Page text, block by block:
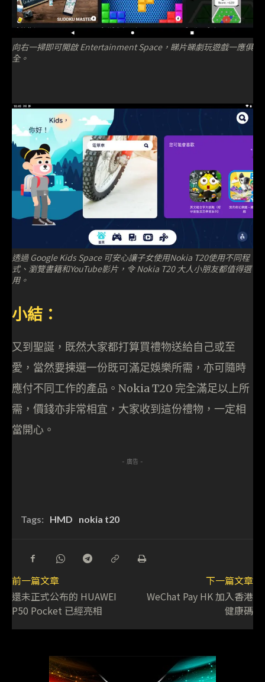
向右一掃即可開啟 Entertainment Space，睇片睇劇玩遊戲一應俱
全。
透過 Google Kids Space 可安心讓子女使用Nokia T20使用不同程
式、瀏覽書籍和YouTube影片，令 Nokia T20 大人小朋友都值得選
用。
小結：
又到聖誕，既然大家都打算買禮物送給自己或至
愛，當然要揀選一份既可滿足娛樂所需，亦可隨時
應付不同工作的產品。Nokia T20 完全滿足以上所
需，價錢亦非常相宜，大家收到這份禮物，一定相
當開心。
- 廣告 -
Tags: HMD nokia t20
前一篇文章
還未正式公布的 HUAWEI
P50 Pocket 已經亮相
下一篇文章
WeChat Pay HK 加入香港
健康碼